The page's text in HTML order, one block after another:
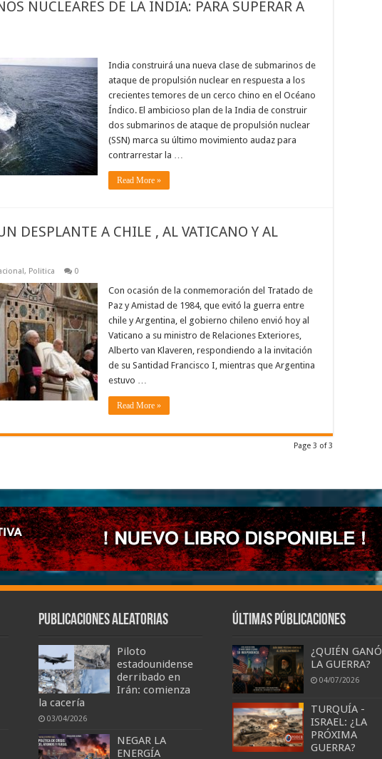
NUCLEARES DE LA INDIA: PARA SUPERAR A
India construirá una nueva clase de submarinos de
ataque de propulsión nuclear en respuesta a los
crecientes temores de un cerco chino en el Océano
Índico. El ambicioso plan de la India de construir
dos submarinos de ataque de propulsión nuclear
(SSN) marca su último movimiento audaz para
contrarrestar la …
Read More »
DESPLANTE A CHILE , AL VATICANO Y AL
, Politica 0
Con ocasión de la conmemoración del Tratado de
Paz y Amistad de 1984, que evitó la guerra entre
chile y Argentina, el gobierno chileno envió hoy al
Vaticano a su ministro de Relaciones Exteriores,
Alberto van Klaveren, respondiendo a la invitación
de su Santidad Francisco I, mientras que Argentina
estuvo …
Read More »
Page 3 of 3
Publicaciones aleatorias
Piloto
estadounidense
derribado en
Irán: comienza
la cacería
03/04/2026
NEGAR LA
ENERGÍA
Últimas Públicaciones
¿QUIÉN GANÓ
LA GUERRA?
04/07/2026
TURQUÍA -
ISRAEL: ¿LA
PRÓXIMA
GUERRA?